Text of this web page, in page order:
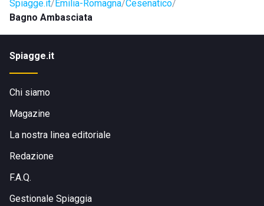
Spiagge.it Emilia-Romagna Cesenatico
Bagno Ambasciata
Spiagge.it
Chi siamo
Magazine
La nostra linea editoriale
Redazione
F.A.Q.
Gestionale Spiaggia